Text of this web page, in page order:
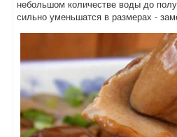
небольшом количестве воды до
сильно уменьшатся в размерах -